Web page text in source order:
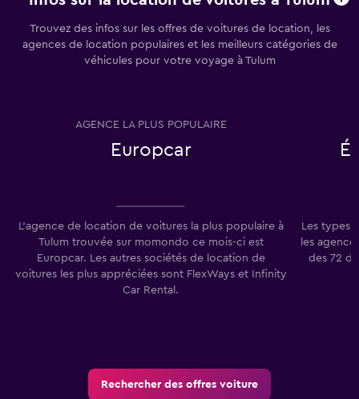
Trouvez des infos sur les offres de voitures de location, les
agences de location populaires et les meilleurs catégories de
véhicules pour votre voyage à Tulum
AGENCE LA PLUS POPULAIRE
Europcar
L'agence de location de voitures la plus populaire à
Tulum trouvée sur momondo ce mois-ci est
Europcar. Les autres sociétés de location de
voitures les plus appréciées sont FlexWays et Infinity
Car Rental.
Les types
les
des 72
Rechercher des offres voiture